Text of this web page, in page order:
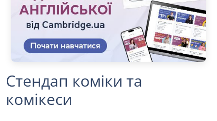
Стендап коміки та
комікеси